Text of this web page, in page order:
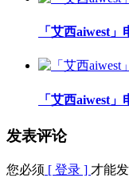
「艾西aiwest
「艾西aiwest
发表评论
您必须 [ 登录 ] 才能